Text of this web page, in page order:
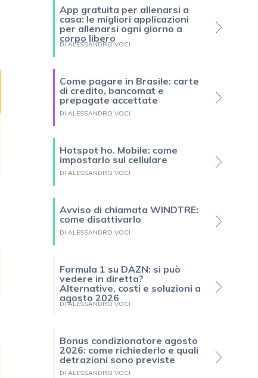
App gratuita per allenarsi a
casa: le migliori applicazioni
per allenarsi ogni giorno a
corpo libero
DI ALESSANDRO VOCI
Come pagare in Brasile: carte
di credito, bancomat e
prepagate accettate
DI ALESSANDRO VOCI
Hotspot ho. Mobile: come
impostarlo sul cellulare
DI ALESSANDRO VOCI
Avviso di chiamata WINDTRE:
come disattivarlo
DI ALESSANDRO VOCI
Formula 1 su DAZN: si può
vedere in diretta?
Alternative, costi e soluzioni a
agosto 2026
DI ALESSANDRO VOCI
Bonus condizionatore agosto
2026: come richiederlo e quali
detrazioni sono previste
DI ALESSANDRO VOCI